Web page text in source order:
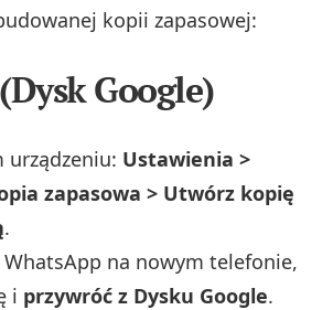
kopii zapasowej:
Google)
urządzeniu: Ustawienia >
zapasowa > Utwórz kopię
.
na nowym telefonie,
i przywróć z Dysku Google.